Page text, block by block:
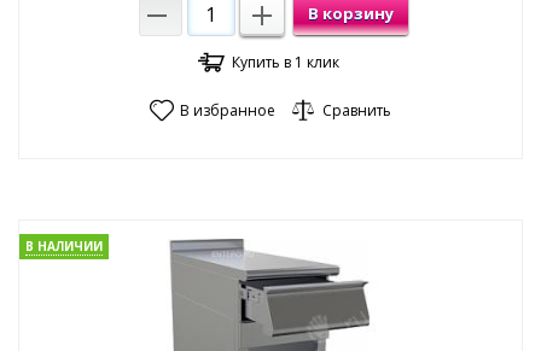
В корзину
Купить в 1 клик
В избранное Сравнить
В НАЛИЧИИ